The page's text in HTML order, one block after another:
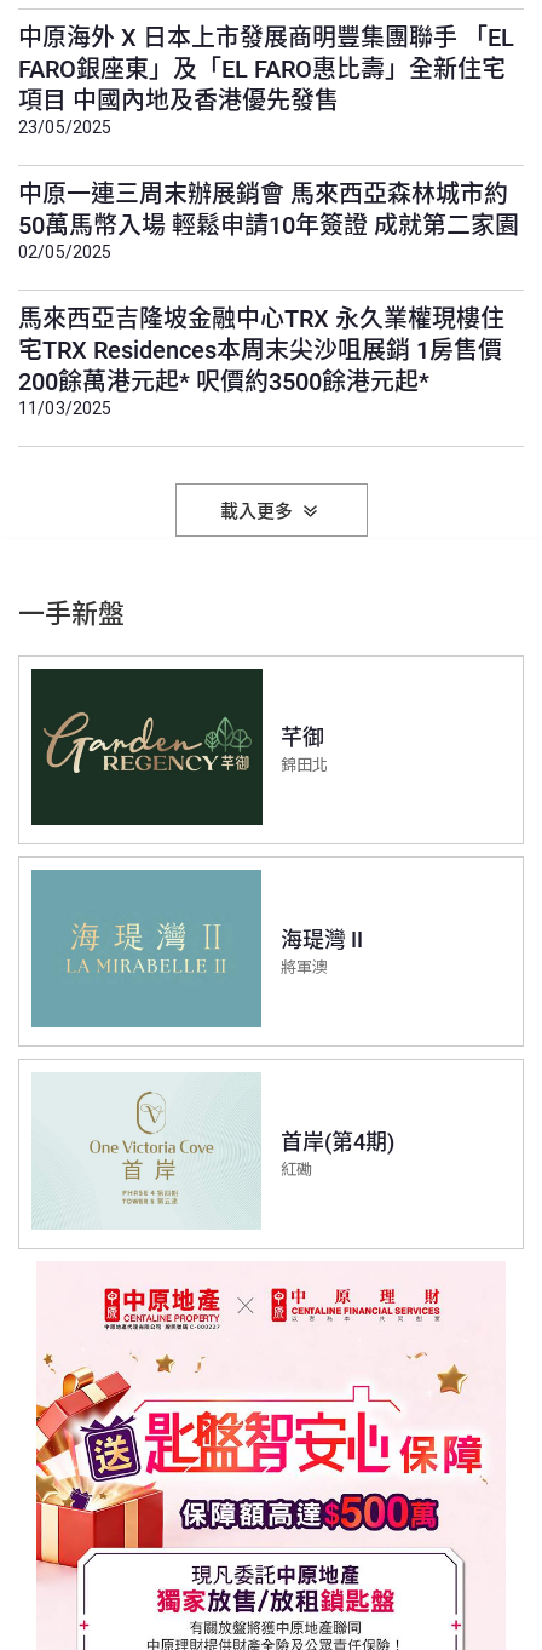
中原海外 X 日本上市發展商明豐集團聯手 「EL
FARO銀座東」及「EL FARO惠比壽」全新住宅
項目 中國內地及香港優先發售
23/05/2025
中原一連三周末辦展銷會 馬來西亞森林城市約
50萬馬幣入場 輕鬆申請10年簽證 成就第二家園
02/05/2025
馬來西亞吉隆坡金融中心TRX 永久業權現樓住
宅TRX Residences本周末尖沙咀展銷 1房售價
200餘萬港元起* 呎價約3500餘港元起*
11/03/2025
載入更多
一手新盤
芊御
錦田北
海瑅灣 II
將軍澳
首岸(第4期)
紅磡